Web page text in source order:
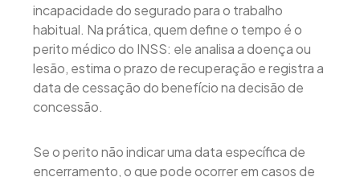
incapacidade do segurado para o trabalho
habitual. Na prática, quem define o tempo é o
perito médico do INSS: ele analisa a doença ou
lesão, estima o prazo de recuperação e registra a
data de cessação do benefício na decisão de
concessão.
Se o perito não indicar uma data específica de
encerramento, o que pode ocorrer em casos de